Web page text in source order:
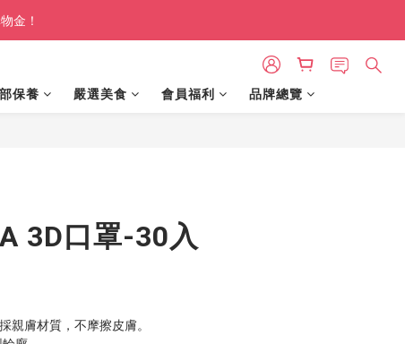
金！
保養 嚴選美食 會員福利 品牌總覽
3D口罩-30入
親膚材質，不摩擦皮膚。